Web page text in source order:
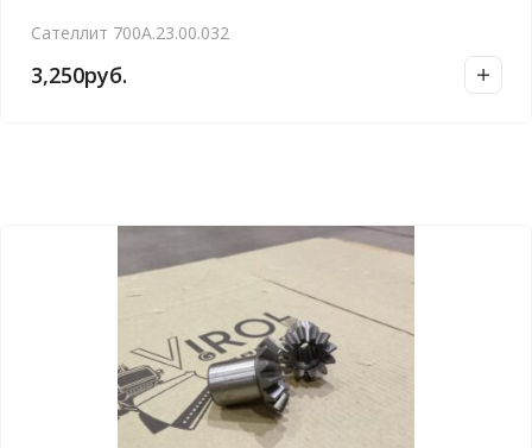
Сателлит 700А.23.00.032
3,250руб.